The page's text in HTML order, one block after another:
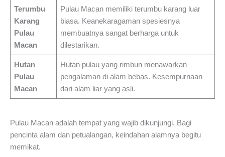
Terumbu
Karang
Pulau
Macan
Pulau Macan memiliki terumbu karang luar
biasa. Keanekaragaman spesiesnya
membuatnya sangat berharga untuk
dilestarikan.
Hutan
Pulau
Macan
Hutan pulau yang rimbun menawarkan
pengalaman di alam bebas. Kesempurnaan
dari alam liar yang asli.
Pulau Macan adalah tempat yang wajib dikunjungi. Bagi
pencinta alam dan petualangan, keindahan alamnya begitu
memikat.